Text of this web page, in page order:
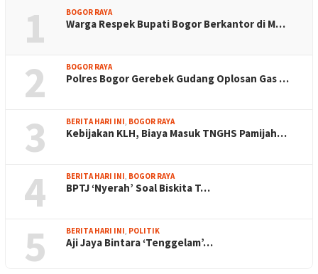
1 BOGOR RAYA
Warga Respek Bupati Bogor Berkantor di M…
2 BOGOR RAYA
Polres Bogor Gerebek Gudang Oplosan Gas …
3 BERITA HARI INI, BOGOR RAYA
Kebijakan KLH, Biaya Masuk TNGHS Pamijah…
4 BERITA HARI INI, BOGOR RAYA
BPTJ ‘Nyerah’ Soal Biskita T…
5 BERITA HARI INI, POLITIK
Aji Jaya Bintara ‘Tenggelam’…